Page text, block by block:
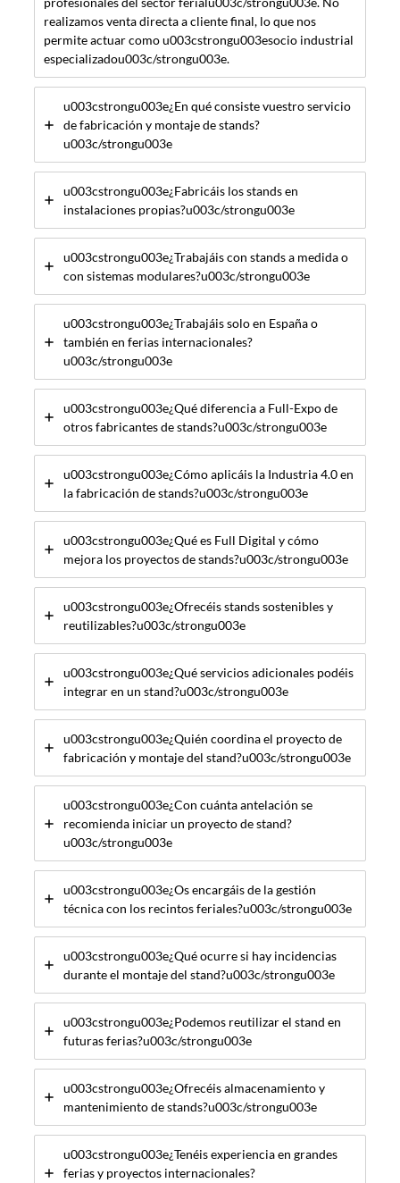
realizamos venta directa a cliente final, lo que nos
permite actuar como u003cstrongu003esocio industrial
especializadou003c/strongu003e.
u003cstrongu003e¿En qué consiste vuestro servicio
de fabricación y montaje de stands?
u003c/strongu003e
u003cstrongu003e¿Fabricáis los stands en
instalaciones propias?u003c/strongu003e
u003cstrongu003e¿Trabajáis con stands a medida o
con sistemas modulares?u003c/strongu003e
u003cstrongu003e¿Trabajáis solo en España o
también en ferias internacionales?
u003c/strongu003e
u003cstrongu003e¿Qué diferencia a Full-Expo de
otros fabricantes de stands?u003c/strongu003e
u003cstrongu003e¿Cómo aplicáis la Industria 4.0 en
la fabricación de stands?u003c/strongu003e
u003cstrongu003e¿Qué es Full Digital y cómo
mejora los proyectos de stands?u003c/strongu003e
u003cstrongu003e¿Ofrecéis stands sostenibles y
reutilizables?u003c/strongu003e
u003cstrongu003e¿Qué servicios adicionales podéis
integrar en un stand?u003c/strongu003e
u003cstrongu003e¿Quién coordina el proyecto de
fabricación y montaje del stand?u003c/strongu003e
u003cstrongu003e¿Con cuánta antelación se
recomienda iniciar un proyecto de stand?
u003c/strongu003e
u003cstrongu003e¿Os encargáis de la gestión
técnica con los recintos feriales?u003c/strongu003e
u003cstrongu003e¿Qué ocurre si hay incidencias
durante el montaje del stand?u003c/strongu003e
u003cstrongu003e¿Podemos reutilizar el stand en
futuras ferias?u003c/strongu003e
u003cstrongu003e¿Ofrecéis almacenamiento y
mantenimiento de stands?u003c/strongu003e
u003cstrongu003e¿Tenéis experiencia en grandes
ferias y proyectos internacionales?